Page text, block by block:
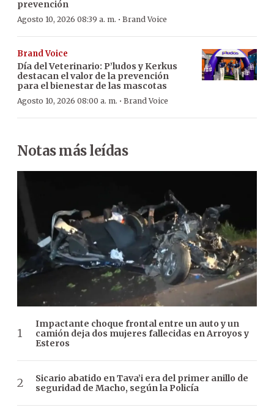
prevención
Agosto 10, 2026 08:39 a. m. · Brand Voice
Brand Voice
Día del Veterinario: P’ludos y Kerkus
destacan el valor de la prevención
para el bienestar de las mascotas
Agosto 10, 2026 08:00 a. m. · Brand Voice
Notas más leídas
Impactante choque frontal entre un auto y un
camión deja dos mujeres fallecidas en Arroyos y
Esteros
Sicario abatido en Tava’i era del primer anillo de
seguridad de Macho, según la Policía